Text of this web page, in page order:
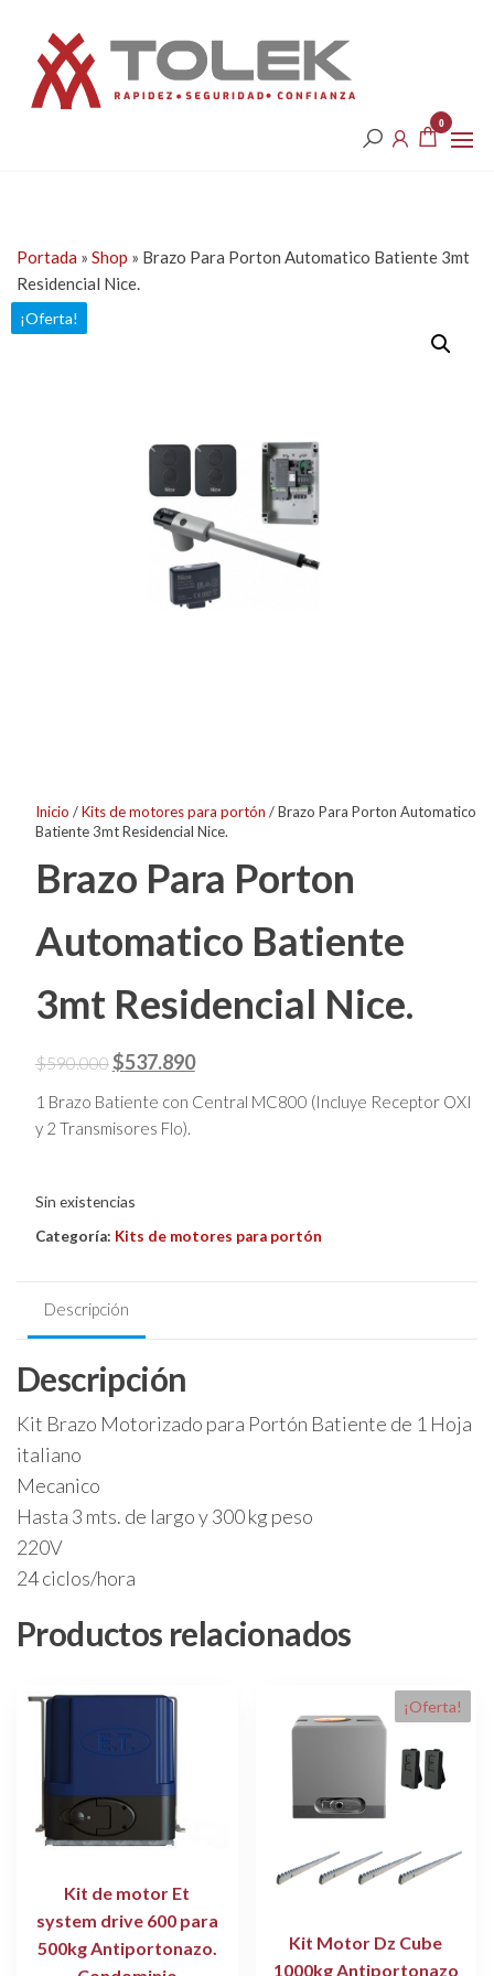
contenido
0
Portada » Shop » Brazo Para Porton Automatico Batiente 3mt
Residencial Nice.
¡Oferta!
Inicio /Kits de motores para portón / Brazo Para Porton Automatico
Batiente 3mt Residencial Nice.
Brazo Para Porton
Automatico Batiente
3mt Residencial Nice.
$590.000 El
precio
original
$537.890El
precio
1 Brazo Batiente con Central MC800 (Incluye Receptor OXI
y 2 Transmisores Flo).
Sin existencias
Categoría: Kits de motores para portón
Descripción
Descripción
Kit Brazo Motorizado para Portón Batiente de 1 Hoja
italiano
Mecanico
Hasta 3 mts. de largo y 300 kg peso
220V
24 ciclos/hora
Productos relacionados
Kit de motor Et
system drive 600 para
500kg Antiportonazo.
¡Oferta!
Kit Motor Dz Cube
1000kg Antiportonazo